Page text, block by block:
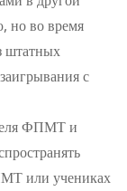
но во время
штатных
с
ФПМТ и
или учениках